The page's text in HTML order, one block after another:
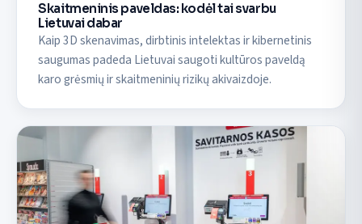
Skaitmeninis paveldas: kodėl tai svarbu
Lietuvai dabar
Kaip 3D skenavimas, dirbtinis intelektas ir kibernetinis
saugumas padeda Lietuvai saugoti kultūros paveldą
karo grėsmių ir skaitmeninių rizikų akivaizdoje.